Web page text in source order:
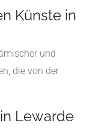
Künste in
und
die von der
Lewarde